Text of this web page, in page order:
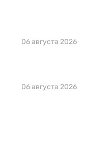
06 августа 2026
06 августа 2026